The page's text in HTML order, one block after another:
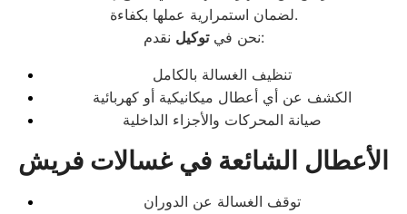
لضمان استمرارية عملها بكفاءة.
نحن فيتوكيل نقدم:
تنظيف الغسالة بالكامل
الكشف عن أي أعطال ميكانيكية أو كهربائية
صيانة المحركات والأجزاء الداخلية
الأعطال الشائعة في غسالات فريش
توقف الغسالة عن الدوران